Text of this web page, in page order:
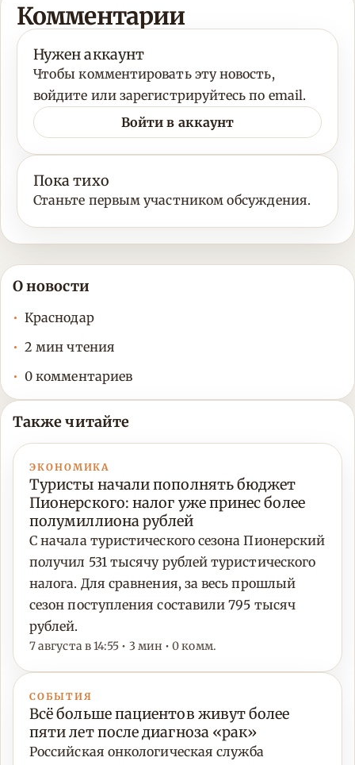
Комментарии
Нужен аккаунт
Чтобы комментировать эту новость,
войдите или зарегистрируйтесь по email.
Войти в аккаунт
Пока тихо
Станьте первым участником обсуждения.
О новости
Краснодар
2 мин чтения
0 комментариев
Также читайте
ЭКОНОМИКА
Туристы начали пополнять бюджет
Пионерского: налог уже принес более
полумиллиона рублей
С начала туристического сезона Пионерский
получил 531 тысячу рублей туристического
налога. Для сравнения, за весь прошлый
сезон поступления составили 795 тысяч
рублей.
7 августа в 14:55 • 3 мин • 0 комм.
СОБЫТИЯ
Всё больше пациентов живут более
пяти лет после диагноза «рак»
Российская онкологическая служба